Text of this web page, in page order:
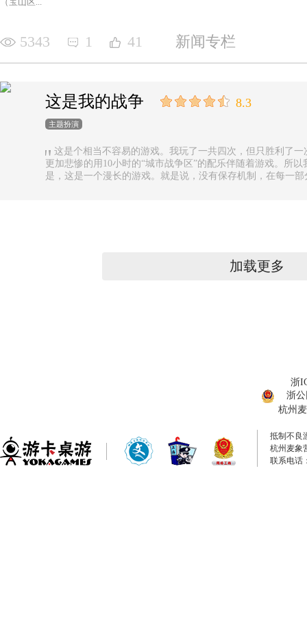
5343 1 41 新闻专栏
这是我的战争 8.3
主题扮演
这是个相当不容易的游戏。我玩了一共四次，但只胜利了
更加悲惨的用10小时的“城市战争区”的配乐伴随着游戏。所
是，这是一个漫长的游戏。就是说，没有保存机制，在每一
加载更多
浙
浙公
杭州
抵制不良
杭州麦象
联系电话